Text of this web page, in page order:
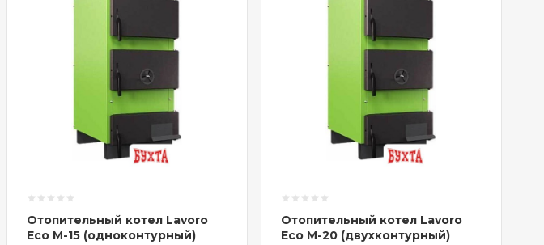
Отопительный котел Lavoro
Eco M-15 (одноконтурный)
Отопительный котел Lavoro
Eco M-20 (двухконтурный)